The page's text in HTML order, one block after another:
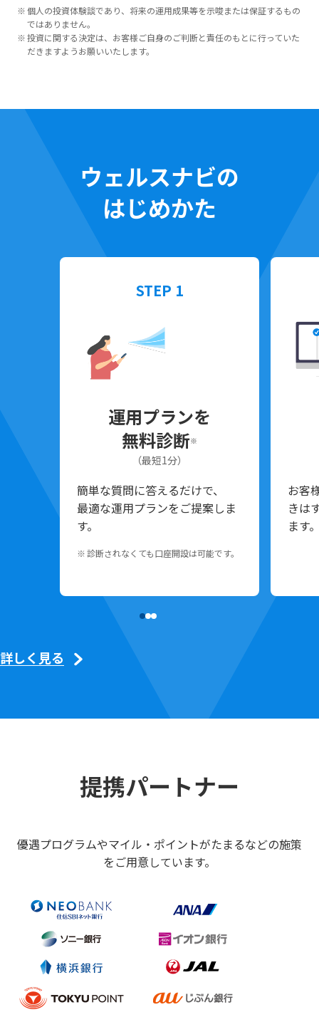
個人の投資体験談であり、将来の運用成果等を示唆または保証するもの
ではありません。
投資に関する決定は、お客様ご自身のご判断と責任のもとに行っていた
だきますようお願いいたします。
ウェルスナビの
はじめかた
STEP 1
運用プランを
無料診断※
（最短1分）
簡単な質問に答えるだけで、
最適な運用プランをご提案しま
す。
診断されなくても口座開設は可能です。
お客
きは
ます
詳しく見る
提携パートナー
優遇プログラムやマイル・ポイントがたまるなどの施策
をご用意しています。